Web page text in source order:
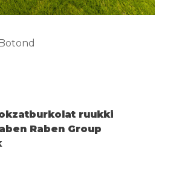
ruukki
Raben Group